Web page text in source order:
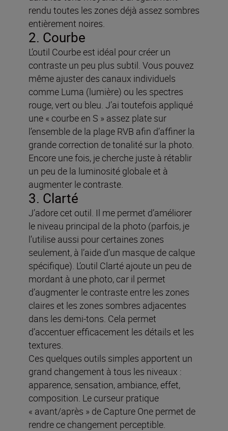
rendu toutes les zones déjà assez sombres
entièrement noires.
2. Courbe
L’outil Courbe est idéal pour créer un
contraste un peu plus subtil. Vous pouvez
même ajuster des canaux individuels
comme Luma (lumière) ou les spectres
rouge, vert ou bleu. J’ai toutefois appliqué
une « courbe en S » assez plate sur
l’ensemble de la plage RVB afin d’affiner la
grande correction de tonalité sur la photo.
Encore une fois, je cherche juste à rétablir
un peu de la luminosité globale et à
augmenter le contraste.
3. Clarté
J’adore cet outil. Il me permet d’améliorer
le niveau principal de la photo (parfois, je
l’utilise aussi pour certaines zones
seulement, à l’aide d’un masque de calque
spécifique). L’outil Clarté ajoute un peu de
mordant à une photo, car il permet
d’augmenter le contraste entre les zones
claires et les zones sombres adjacentes
dans les demi-tons. Cela permet
d’accentuer efficacement les détails et les
textures.
Ces quelques outils simples apportent un
grand changement à tous les niveaux :
apparence, sensation, ambiance, effet,
composition. Le curseur pratique
« avant/après » de Capture One permet de
rendre ce changement perceptible.